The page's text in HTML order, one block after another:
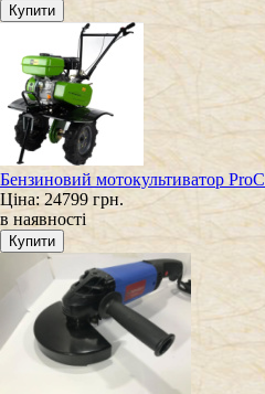
Бензиновий мотокультиватор
Ціна: 24799 грн.
в наявності